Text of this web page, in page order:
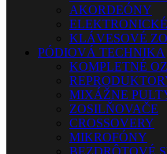
AKORDEÓNY
KLÁVESOVÉ
PÓDIOVÁ TECHNIKA
KOMPLETNÉ
MIXÁŽNE
ZOSILŇOVAČE
CROSSOVERY
MIKROFÓNY
BEZDRÔTOVÉ